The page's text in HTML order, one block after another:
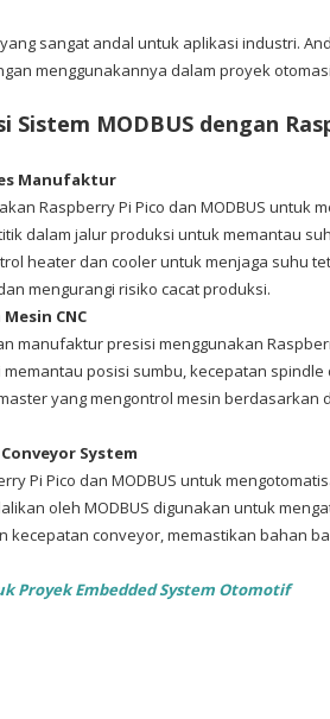
sangat andal untuk aplikasi industri.
menggunakannya dalam proyek
Sistem MODBUS dengan
Manufaktur
Raspberry Pi Pico dan MODBUS untuk
dalam jalur produksi untuk memantau
heater dan cooler untuk menjaga suhu
mengurangi risiko cacat produksi.
CNC
manufaktur presisi menggunakan
memantau posisi sumbu, kecepatan
yang mengontrol mesin
System
Pi Pico dan MODBUS untuk
oleh MODBUS digunakan untuk
kecepatan conveyor, memastikan bahan
Proyek Embedded System Otomotif